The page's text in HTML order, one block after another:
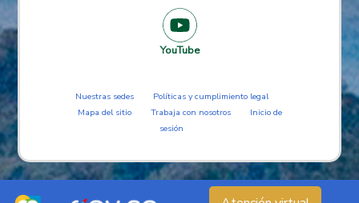
YouTube
Nuestras sedes
Políticas y cumplimiento legal
Mapa del sitio
Trabaja con nosotros
Inicio de
sesión